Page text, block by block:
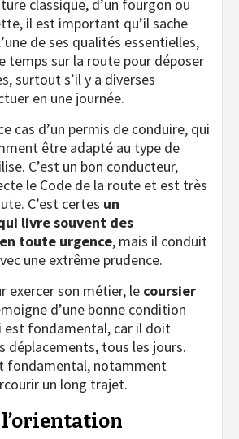
classique, d’un fourgon ou
il est important qu’il sache
de ses qualités essentielles,
temps sur la route pour déposer
surtout s’il y a diverses
en une journée.
cas d’un permis de conduire, qui
être adapté au type de
C’est un bon conducteur,
le Code de la route et est très
C’est certes un
livre souvent des
toute urgence, mais il conduit
une extrême prudence.
exercer son métier, le coursier
d’une bonne condition
est fondamental, car il doit
déplacements, tous les jours.
fondamental, notamment
un long trajet.
l’orientation